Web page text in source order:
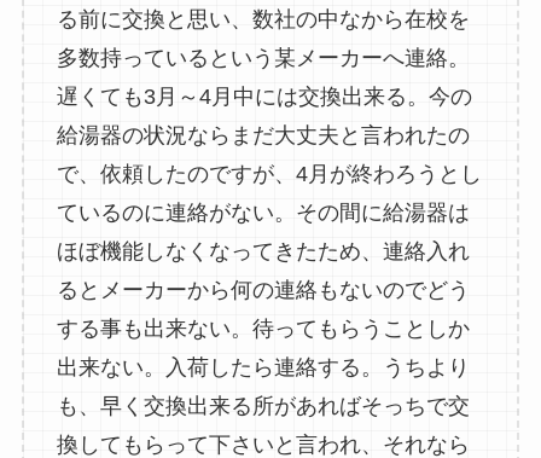
る前に交換と思い、数社の中なから在校を
多数持っているという某メーカーへ連絡。
遅くても3月～4月中には交換出来る。今の
給湯器の状況ならまだ大丈夫と言われたの
で、依頼したのですが、4月が終わろうとし
ているのに連絡がない。その間に給湯器は
ほぼ機能しなくなってきたため、連絡入れ
るとメーカーから何の連絡もないのでどう
する事も出来ない。待ってもらうことしか
出来ない。入荷したら連絡する。うちより
も、早く交換出来る所があればそっちで交
換してもらって下さいと言われ、それなら